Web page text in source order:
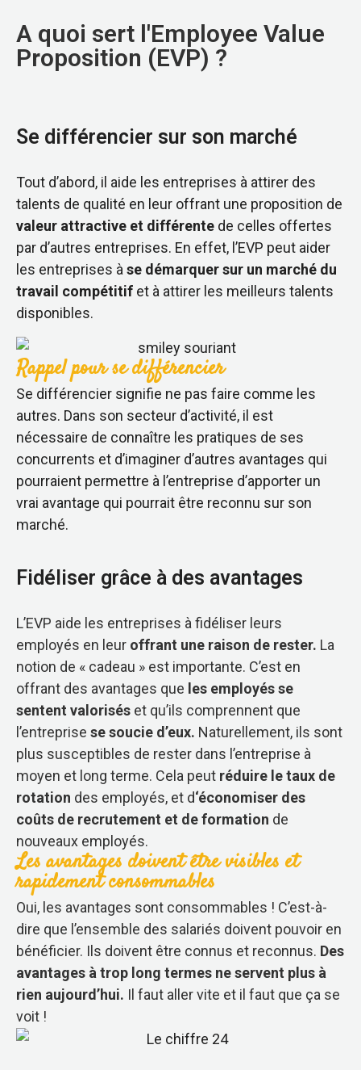
A quoi sert l'Employee Value
Proposition (EVP) ?
Se différencier sur son marché
Tout d’abord, il aide les entreprises à attirer des
talents de qualité en leur offrant une proposition de
valeur attractive et différente de celles offertes
par d’autres entreprises. En effet, l’EVP peut aider
les entreprises à se démarquer sur un marché du
travail compétitif et à attirer les meilleurs talents
disponibles.
Rappel pour se différencier
Se différencier signifie ne pas faire comme les
autres. Dans son secteur d’activité, il est
nécessaire de connaître les pratiques de ses
concurrents et d’imaginer d’autres avantages qui
pourraient permettre à l’entreprise d’apporter un
vrai avantage qui pourrait être reconnu sur son
marché.
Fidéliser grâce à des avantages
L’EVP aide les entreprises à fidéliser leurs
employés en leur offrant une raison de rester. La
notion de « cadeau » est importante. C’est en
offrant des avantages que les employés se
sentent valorisés et qu’ils comprennent que
l’entreprise se soucie d’eux. Naturellement, ils sont
plus susceptibles de rester dans l’entreprise à
moyen et long terme. Cela peut réduire le taux de
rotation des employés, et d‘économiser des
coûts de recrutement et de formation de
nouveaux employés.
Les avantages doivent être visibles et
rapidement consommables
Oui, les avantages sont consommables ! C’est-à-
dire que l’ensemble des salariés doivent pouvoir en
bénéficier. Ils doivent être connus et reconnus. Des
avantages à trop long termes ne servent plus à
rien aujourd’hui. Il faut aller vite et il faut que ça se
voit !